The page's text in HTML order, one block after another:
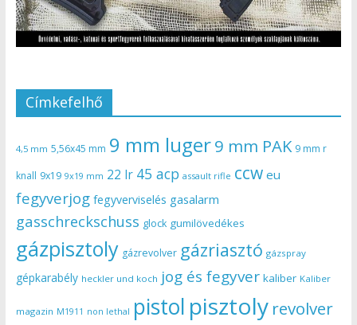
Címkefelhő
4,5 mm 5,56x45 mm 9 mm luger9 mm PAK 9 mm r
knall 9x19 9x19 mm 22 lr 45 acp assault rifle ccw eu
fegyverjog fegyverviselés gasalarm
gasschreckschuss glock gumilövedékes
gázpisztoly gázrevolver gázriasztó gázspray
gépkarabély heckler und koch jog és fegyver kaliber Kaliber
magazin M1911 non lethal pistol pisztoly revolver